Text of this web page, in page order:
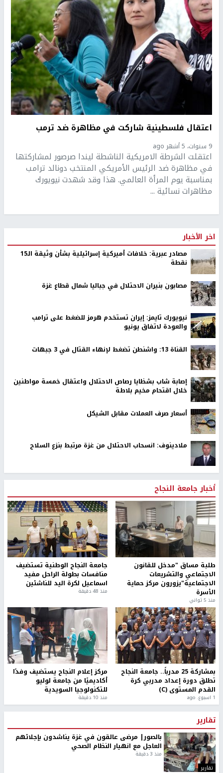
اعتقال فلسطينية شاركت في مظاهرة ضد ترمب
9 سنوات، 5 أشهر ago
اعتقلت الشرطة الامريكية الناشطة ليندا صرصور لمشاركتها
في مظاهرة ضد الرئيس الأمريكي المنتخب دونالد ترامب
بمناسبة يوم المرأة العالمي. هذا وقد شهدت نيويورك
مظاهرات نسائية ...
اخر الأخبار
مصادر عبرية: خلافات أميركية إسرائيلية بشأن وثيقة الـ15
نقطة
مصابون بنيران الاحتلال في جباليا شمال قطاع غزة
نيويورك تايمز: إيران تستخدم هرمز للضغط على ترامب
والعودة لاتفاق يونيو
القناة 13: واشنطن تضغط لإنهاء القتال في 3 جبهات
إصابة شاب بشظايا رصاص الاحتلال واعتقال خمسة مواطنين
خلال اقتحام مخيم بلاطة
أسعار صرف العملات مقابل الشيكل
ملادينوف: انسحاب الاحتلال من غزة مرتبط بنزع السلاح
أخبار جامعة النجاح
طلبة مساق "مدخل للقانون
الاجتماعي والتشريعات
الاجتماعية"يزورون مركز حماية
الأسرة
منذ 5 ثواني
جامعة النجاح الوطنية تستضيف
منافسات بطولة الراحل مفيد
اسماعيل لكرة اليد للناشئين
منذ 48 دقيقة
بمشاركة 25 مدرباً.. جامعة النجاح
تطلق دورة إعداد مدربي كرة
القدم المستوى (C)
1 اسبوع. ago
مركز إعلام النجاح يستضيف وفدًا
أكاديميًا من جامعة لوليو
للتكنولوجيا السويدية
منذ 10 دقيقة
تقارير
تقارير
بالصور| مرضى عالقون في غزة يناشدون بإجلائهم
العاجل مع انهيار النظام الصحي
منذ 3 دقيقة